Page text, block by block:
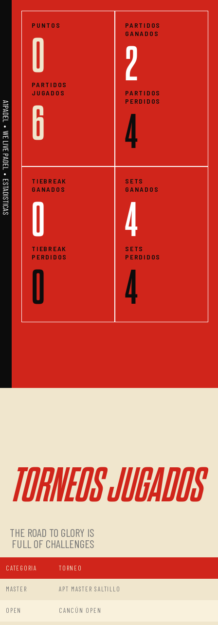
A1PADEL • WE LIVE PADEL • ESTADISTICAS
PUNTOS
0
PARTIDOS
JUGADOS
6
PARTIDOS
GANADOS
2
PARTIDOS
PERDIDOS
4
TIEBREAK
GANADOS
0
TIEBREAK
PERDIDOS
0
SETS
GANADOS
4
SETS
PERDIDOS
4
TORNEOS JUGADOS
THE ROAD TO GLORY IS
FULL OF CHALLENGES
CATEGORIA TORNEO
MASTER APT MASTER SALTILLO
OPEN CANCÚN OPEN